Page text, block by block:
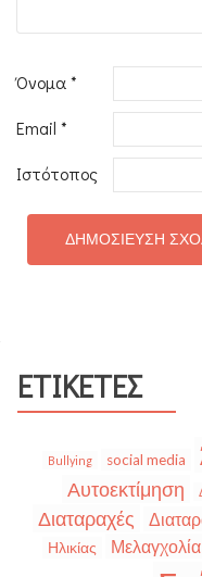
Όνομα*
Email *
Ιστότοπος
ΕΤΙΚΈΤΕΣ
Bullying social media
Αυτοεκτίμηση
Διαταραχές
Ηλικίας Μελαγχολία